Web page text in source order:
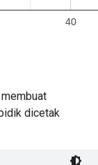
dicetak